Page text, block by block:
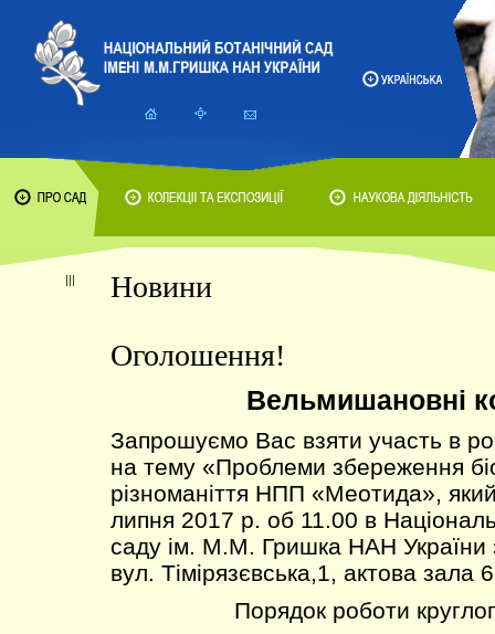
Новини
Оголошення!
Вельмишановні
Запрошуємо Вас взяти участь в
на тему «Проблеми збереження
різноманіття НПП «Меотида»,
липня 2017 р. об 11.00 в
саду ім. М.М. Гришка НАН України
вул. Тімірязєвська,1, актова зала
Порядок роботи